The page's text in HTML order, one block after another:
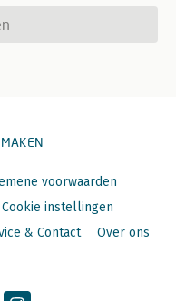
voorwaarden
Cookie instellingen
& Contact Over ons